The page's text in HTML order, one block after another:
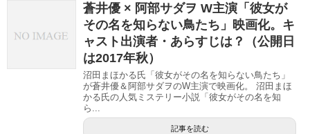
蒼井優 × 阿部サダヲ W主演「彼女が
その名を知らない鳥たち」映画化。キ
ャスト出演者・あらすじは？（公開日
は2017年秋）
沼田まほかる氏「彼女がその名を知らない鳥たち」
が蒼井優＆阿部サダヲのW主演で映画化。 沼田まほ
かる氏の人気ミステリー小説「彼女がその名を知
ら...
記事を読む